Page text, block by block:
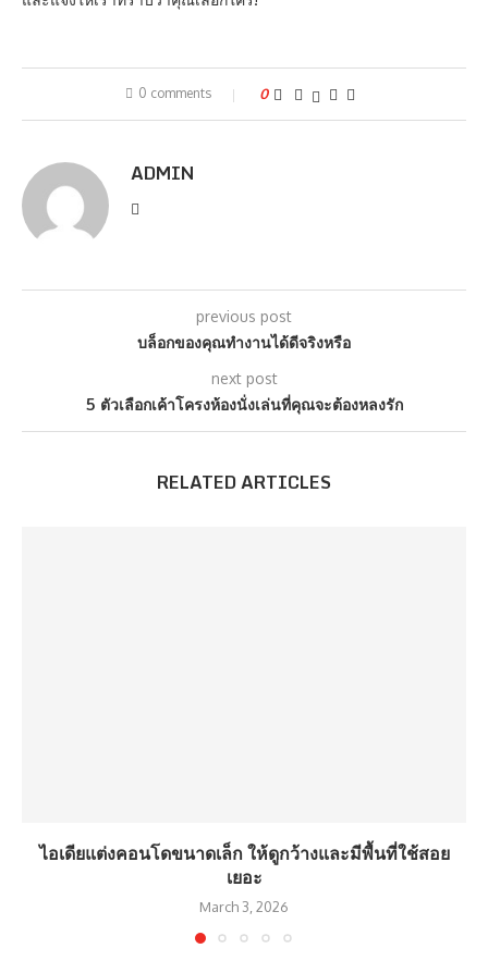
0 comments 0
ADMIN
previous post
บล็อกของคุณทำงานได้ดีจริงหรือ
next post
5 ตัวเลือกเค้าโครงห้องนั่งเล่นที่คุณจะต้องหลงรัก
RELATED ARTICLES
ไอเดียแต่งคอนโดขนาดเล็ก ให้ดูกว้างและมีพื้นที่ใช้สอย
เยอะ
March 3, 2026